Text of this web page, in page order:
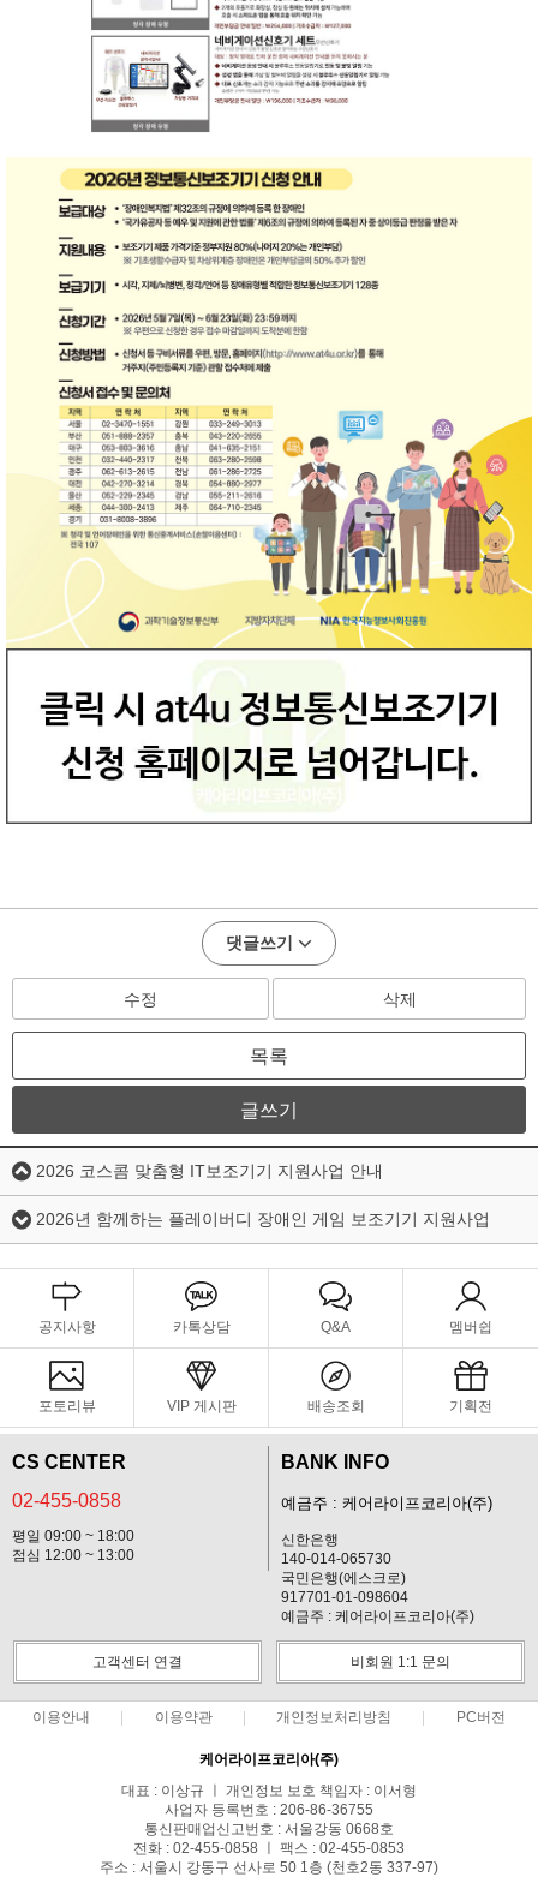
댓글쓰기
수정 삭제
목록
글쓰기
2026 코스콤 맞춤형 IT보조기기 지원사업 안내
2026년 함께하는 플레이버디 장애인 게임 보조기기 지원사업
공지사항 카톡상담 Q&A 멤버쉽
포토리뷰 VIP 게시판 배송조회 기획전
CS CENTER
02-455-0858
평일 09:00 ~ 18:00
점심 12:00 ~ 13:00
BANK INFO
예금주 : 케어라이프코리아(주)
신한은행
140-014-065730
국민은행(에스크로)
917701-01-098604
예금주 : 케어라이프코리아(주)
고객센터 연결 비회원 1:1 문의
이용안내 이용약관 개인정보처리방침 PC버전
케어라이프코리아(주)
대표 : 이상규 ㅣ 개인정보 보호 책임자 : 이서형
사업자 등록번호 : 206-86-36755
통신판매업신고번호 : 서울강동 0668호
전화 : 02-455-0858 ㅣ 팩스 : 02-455-0853
주소 : 서울시 강동구 선사로 50 1층 (천호2동 337-97)